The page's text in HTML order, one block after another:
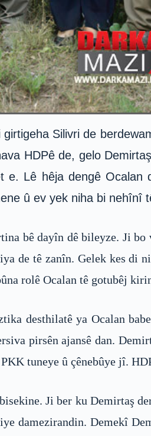
Silivri de
HDPê de, gelo
Lê hêja dengê Ocalan
û ev yek niha bi nehînî
bê dayîn dê bileyze. Ji
de tê zanîn. Gelek kes di
rolê Ocalan tê gotubêj
desthilatê ya Ocalan
pirsên ajansê dan.
tuneye û çênebûye jî.
Ji ber ku Demirtaş
damezirandin. Demekî